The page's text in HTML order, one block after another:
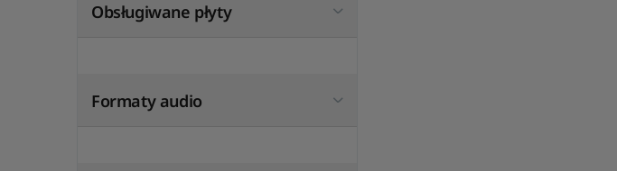
Obsługiwane płyty
Formaty audio